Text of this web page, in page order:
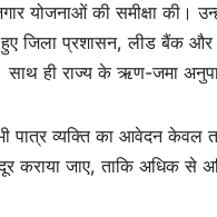
योजनाओं की समीक्षा की।
जिला प्रशासन, लीड बैंक
साथ ही राज्य के ऋण-जमा
पात्र व्यक्ति का आवेदन केवल
दूर कराया जाए, ताकि अधिक